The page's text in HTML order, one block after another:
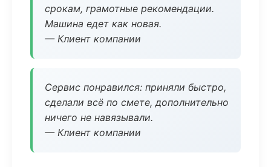
срокам, грамотные рекомендации.
Машина едет как новая.
— Клиент компании
Сервис понравился: приняли быстро,
сделали всё по смете, дополнительно
ничего не навязывали.
— Клиент компании